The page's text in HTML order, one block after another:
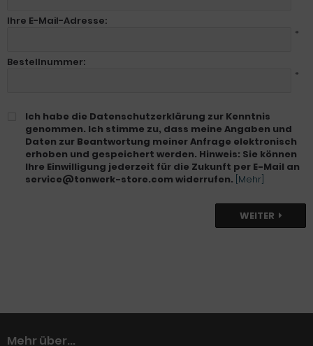
Ihre E-Mail-Adresse:
*
Bestellnummer:
*
Ich habe die Datenschutzerklärung zur Kenntnis
genommen. Ich stimme zu, dass meine Angaben und
Daten zur Beantwortung meiner Anfrage elektronisch
erhoben und gespeichert werden. Hinweis: Sie können
Ihre Einwilligung jederzeit für die Zukunft per E-Mail an
service@tonwerk-store.com widerrufen. [Mehr]
WEITER
Mehr über...